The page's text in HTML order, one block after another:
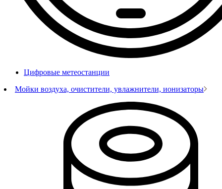
Цифровые метеостанции
Мойки воздуха, очистители, увлажнители, ионизаторы